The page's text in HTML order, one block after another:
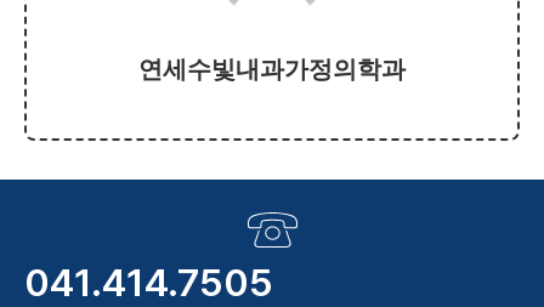
연세수빛내과가정의학과
041.414.7505